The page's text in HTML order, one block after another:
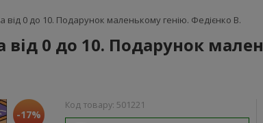
від 0 до 10. Подарунок маленькому генію. Федієнко В.
від 0 до 10. Подарунок
-17%
Код товару: 501221